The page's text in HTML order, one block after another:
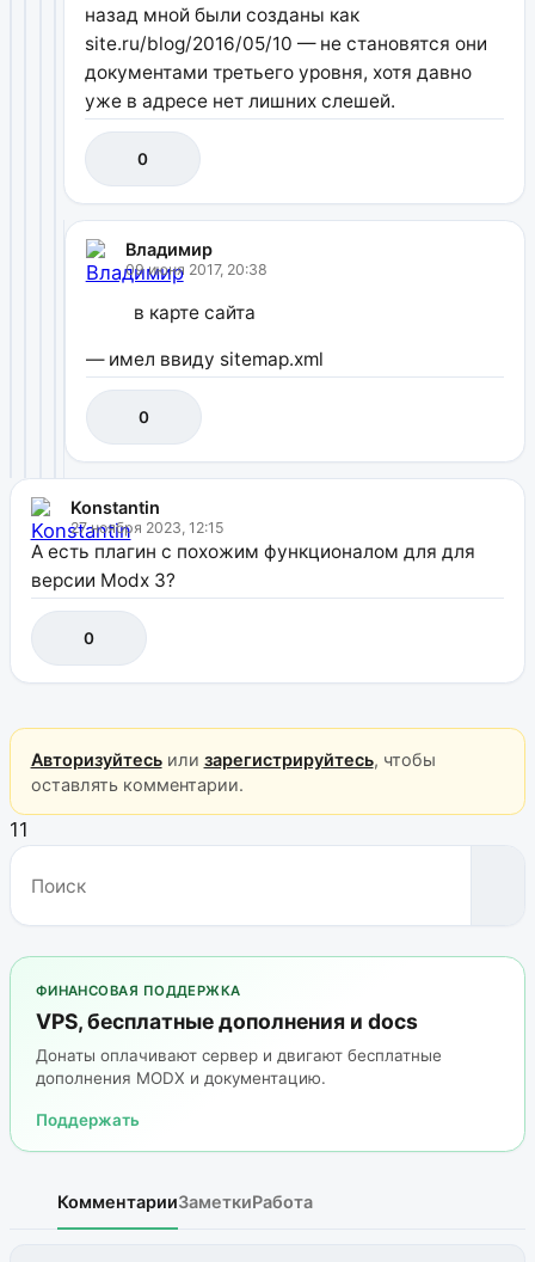
назад мной были созданы как
site.ru/blog/2016/05/10 — не становятся они
документами третьего уровня, хотя давно
уже в адресе нет лишних слешей.
0
Владимир
09 июня 2017, 20:38
в карте сайта
— имел ввиду sitemap.xml
0
Konstantin
27 ноября 2023, 12:15
А есть плагин с похожим функционалом для для
версии Modx 3?
0
Авторизуйтесьили зарегистрируйтесь, чтобы
оставлять комментарии.
11
ФИНАНСОВАЯ ПОДДЕРЖКА
VPS, бесплатные дополнения и docs
Донаты оплачивают сервер и двигают бесплатные
дополнения MODX и документацию.
Поддержать
КомментарииЗаметкиРабота